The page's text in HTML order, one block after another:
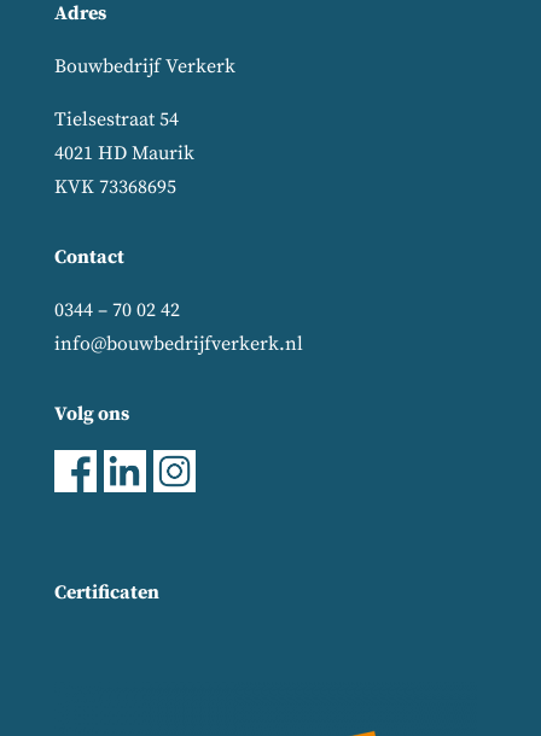
Adres
Bouwbedrijf Verkerk
Tielsestraat 54
4021 HD Maurik
KVK 73368695
Contact
0344 – 70 02 42
info@bouwbedrijfverkerk.nl
Volg ons
Certificaten